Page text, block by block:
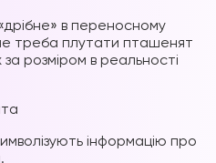
в переносному
треба плутати пташенят
розміром в реальності
інформацію про